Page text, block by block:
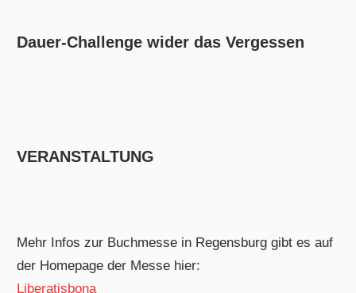
Dauer-Challenge wider das Vergessen
VERANSTALTUNG
Mehr Infos zur Buchmesse in Regensburg gibt es auf
der Homepage der Messe hier:
Liberatisbona